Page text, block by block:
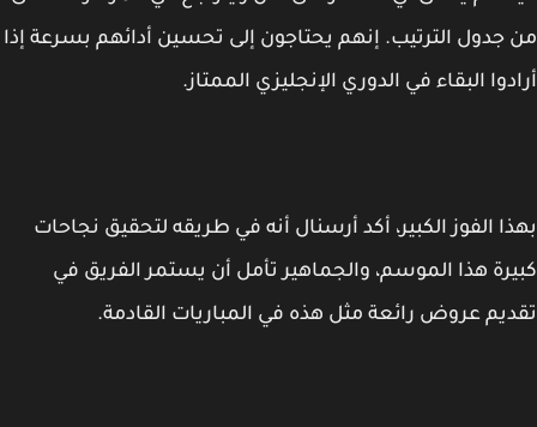
جدول الترتيب. إنهم يحتاجون إلى تحسين أدائهم بسرعة إذا
البقاء في الدوري الإنجليزي الممتاز.
الفوز الكبير، أكد أرسنال أنه في طريقه لتحقيق نجاحات
هذا الموسم، والجماهير تأمل أن يستمر الفريق في
عروض رائعة مثل هذه في المباريات القادمة.